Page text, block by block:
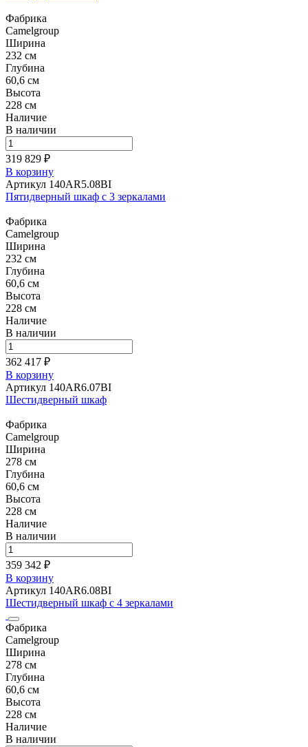
Фабрика
Camelgroup
Ширина
232 см
Глубина
60,6 см
Высота
228 см
Наличие
В наличии
319 829 ₽
В корзину
Артикул 140AR5.08BI
Пятидверный шкаф с 3 зеркалами
Фабрика
Camelgroup
Ширина
232 см
Глубина
60,6 см
Высота
228 см
Наличие
В наличии
362 417 ₽
В корзину
Артикул 140AR6.07BI
Шестидверный шкаф
Фабрика
Camelgroup
Ширина
278 см
Глубина
60,6 см
Высота
228 см
Наличие
В наличии
359 342 ₽
В корзину
Артикул 140AR6.08BI
Шестидверный шкаф с 4 зеркалами
Фабрика
Camelgroup
Ширина
278 см
Глубина
60,6 см
Высота
228 см
Наличие
В наличии